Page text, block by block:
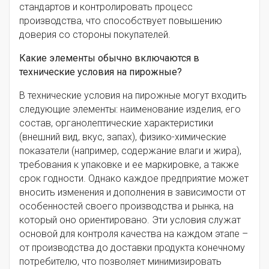
стандартов и контролировать процесс
производства, что способствует повышению
доверия со стороны покупателей.
Какие элементы обычно включаются в
технические условия на пирожные?
В технические условия на пирожные могут входить
следующие элементы: наименование изделия, его
состав, органолептические характеристики
(внешний вид, вкус, запах), физико-химические
показатели (например, содержание влаги и жира),
требования к упаковке и ее маркировке, а также
срок годности. Однако каждое предприятие может
вносить изменения и дополнения в зависимости от
особенностей своего производства и рынка, на
который оно ориентировано. Эти условия служат
основой для контроля качества на каждом этапе –
от производства до доставки продукта конечному
потребителю, что позволяет минимизировать